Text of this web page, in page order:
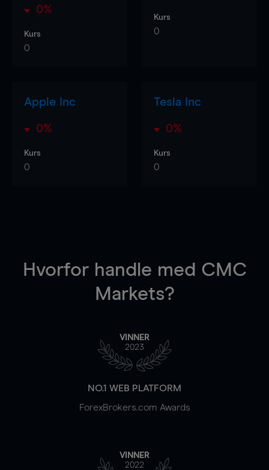
0%
Kurs
0
Kurs
0
Apple Inc
0%
Kurs
0
Tesla Inc
0%
Kurs
0
Hvorfor handle med CMC
Markets?
VINNER
2023
NO.1 WEB PLATFORM
ForexBrokers.com Awards
VINNER
2022